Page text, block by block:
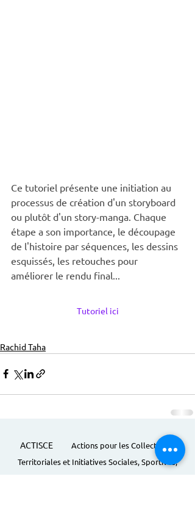
Ce tutoriel présente une initiation au
processus de création d'un storyboard
ou plutôt d'un story-manga. Chaque
étape a son importance, le découpage
de l'histoire par séquences, les dessins
esquissés, les retouches pour
améliorer le rendu final...
Tutoriel ici
Rachid Taha
ACTISCE
Actions pour les Collectivités
Territoriales et Initiatives Sociales, Sportives,